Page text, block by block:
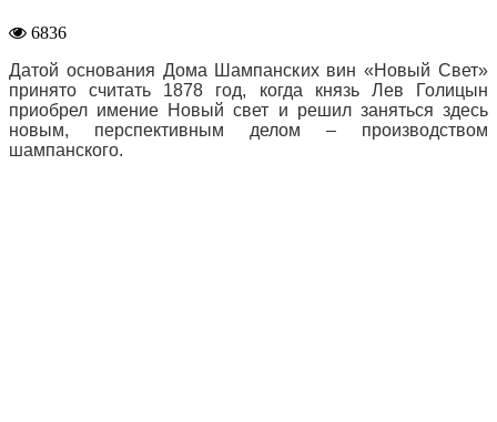
6836
Датой основания Дома Шампанских вин «Новый Свет»
принято считать 1878 год, когда князь Лев Голицын
приобрел имение Новый свет и решил заняться здесь
новым, перспективным делом – производством
шампанского.